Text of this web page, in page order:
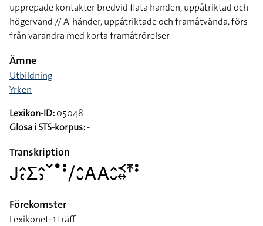
upprepade kontakter bredvid flata handen, uppåtriktad och
högervänd // A-händer, uppåtriktade och framåtvända, förs
från varandra med korta framåtrörelser
Ämne
Utbildning
Yrken
Lexikon-ID:05048
Glosa i STS-korpus:-
Transkription
􌤢􌤵􌥗􌤥􌤵􌤶􌥧􌤟􌥻􌥠􌤵􌤷􌤤􌤤􌤵􌤷􌥹􌦉􌥵􌥻
Förekomster
Lexikonet: 1 träff